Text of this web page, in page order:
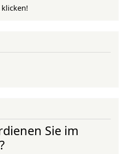
klicken!
Sie im